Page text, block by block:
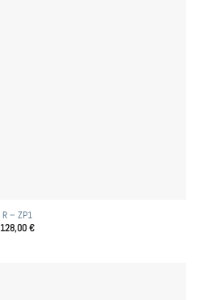
R – ZP1
128,00€